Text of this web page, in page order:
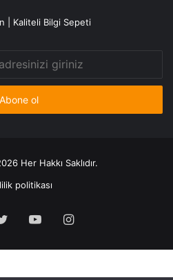
| Kaliteli Bilgi Sepeti
Her Hakkı Saklıdır.
politikası
X YouTubeInstagram